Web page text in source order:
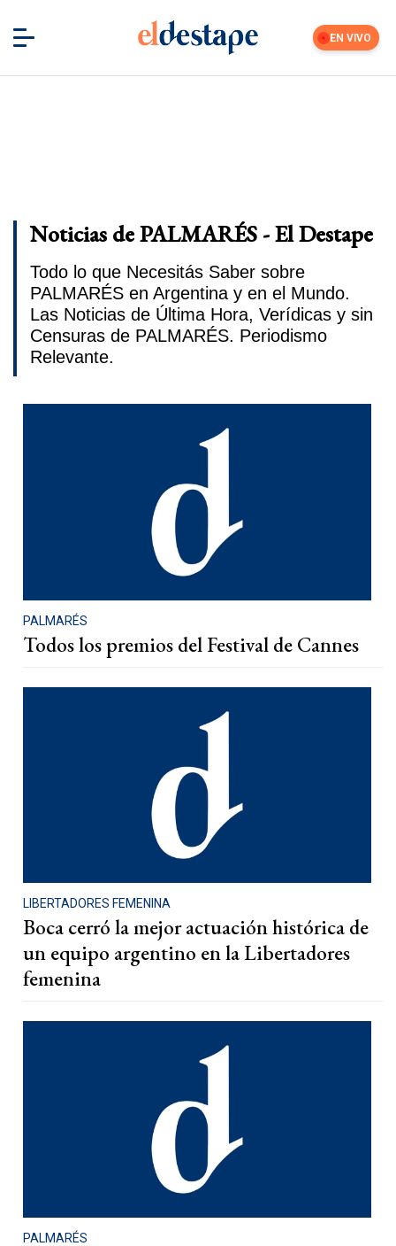
EN VIVO
Noticias de PALMARÉS - El Destape
Todo lo que Necesitás Saber sobre
PALMARÉS en Argentina y en el Mundo.
Las Noticias de Última Hora, Verídicas y sin
Censuras de PALMARÉS. Periodismo
Relevante.
PALMARÉS
Todos los premios del Festival de Cannes
LIBERTADORES FEMENINA
Boca cerró la mejor actuación histórica de
un equipo argentino en la Libertadores
femenina
PALMARÉS